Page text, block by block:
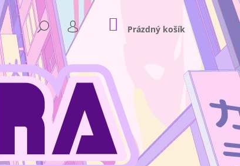
HLEDAT
PŘIHLÁŠENÍ
NÁKUPNÍ
KOŠÍK
Prázdný košík